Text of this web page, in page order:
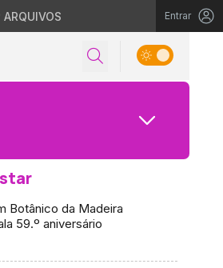
ARQUIVOS Entrar
Botânico da Madeira
59.º aniversário